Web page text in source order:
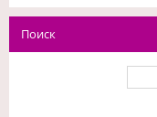
Поиск